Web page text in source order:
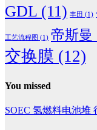
GDL (11) 丰田 (1)
工艺流程图 (1) 帝斯曼
交换膜 (12)
You missed
SOEC 氢燃料电池堆